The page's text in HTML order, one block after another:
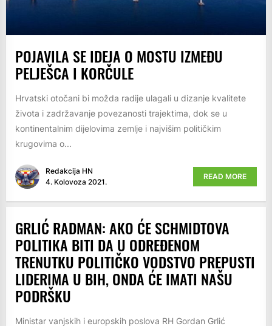
POJAVILA SE IDEJA O MOSTU IZMEĐU
PELJEŠCA I KORČULE
Hrvatski otočani bi možda radije ulagali u dizanje kvalitete
života i zadržavanje povezanosti trajektima, dok se u
kontinentalnim dijelovima zemlje i najvišim političkim
krugovima o...
Redakcija HN
4. Kolovoza 2021.
READ MORE
GRLIĆ RADMAN: AKO ĆE SCHMIDTOVA
POLITIKA BITI DA U ODREĐENOM
TRENUTKU POLITIČKO VODSTVO PREPUSTI
LIDERIMA U BIH, ONDA ĆE IMATI NAŠU
PODRŠKU
Ministar vanjskih i europskih poslova RH Gordan Grlić